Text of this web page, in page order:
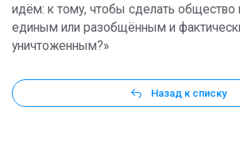
идём: к тому, чтобы сделать общество
единым или разобщённым и
уничтоженным?»
Назад к списку